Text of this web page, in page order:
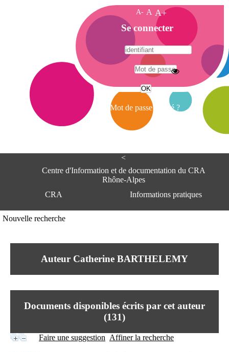
<
Centre d'Information et de documentation du CRA
Rhône-Alpes
CRA
Informations pratiques
Centre Hospitalier le Vinatier
95, Bd Pinel
Lundi au Vendredi
Contact
Mail
Nouvelle recherche
Auteur Catherine BARTHELEMY
Documents disponibles écrits par cet auteur
(131)
Faire une suggestion Affiner la recherche
A- A A+
A
c
c
e
i
Se connecter
Mot de passe oublié ?
A
e
e
n
o
i
e
t